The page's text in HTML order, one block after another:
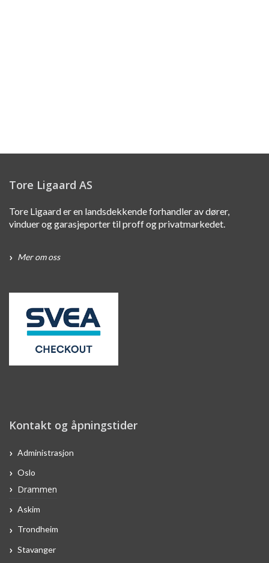
Tore Ligaard AS
Tore Ligaard er en landsdekkende forhandler av dører,
vinduer og garasjeporter til proff og privatmarkedet.
Mer om oss
Kontakt og åpningstider
Administrasjon
Oslo
Drammen
Askim
Trondheim
Stavanger